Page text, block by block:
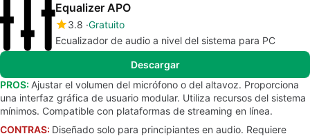
Equalizer APO
3.8 Gratuito
Ecualizador de audio a nivel del sistema para PC
Descargar
PROS: Ajustar el volumen del micrófono o del altavoz. Proporciona
una interfaz gráfica de usuario modular. Utiliza recursos del sistema
mínimos. Compatible con plataformas de streaming en línea.
CONTRAS: Diseñado solo para principiantes en audio. Requiere